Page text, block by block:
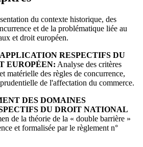
du contexte historique, des
et de la problématique liée au
et droit européen.
RESPECTIFS DU
EUROPÉEN: Analyse des critères
matérielle des règles de concurrence,
de l'affectation du commerce.
DES DOMAINES
DU DROIT NATIONAL
de la théorie de la « double barrière »
et formalisée par le règlement n°